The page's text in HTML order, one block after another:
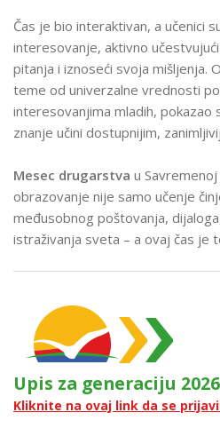
Čas je bio interaktivan, a učenici
interesovanje, aktivno
pitanja i iznoseći svoja mišljenja.
teme od univerzalne vrednosti
interesovanjima mladih, pokazao
znanje učini dostupnijim,
Mesec drugarstva u
obrazovanje nije samo učenje
međusobnog poštovanja,
istraživanja sveta – a ovaj čas je
Upis za generaciju
Kliknite na ovaj link da se